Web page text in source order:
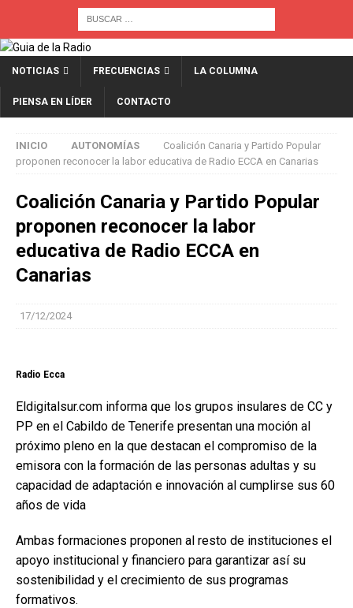
NOTICIAS FRECUENCIAS LA COLUMNA
PIENSA EN LÍDER CONTACTO
INICIO AUTONOMÍAS
Coalición Canaria y Partido Popular
proponen reconocer la labor educativa de Radio ECCA en Canarias
Coalición Canaria y Partido Popular
proponen reconocer la labor
educativa de Radio ECCA en
Canarias
17/12/2024
Radio Ecca
Eldigitalsur.com informa que los grupos insulares de CC y
PP en el Cabildo de Tenerife presentan una moción al
próximo pleno en la que destacan el compromiso de la
emisora con la formación de las personas adultas y su
capacidad de adaptación e innovación al cumplirse sus 60
años de vida
Ambas formaciones proponen al resto de instituciones el
apoyo institucional y financiero para garantizar así su
sostenibilidad y el crecimiento de sus programas
formativos.